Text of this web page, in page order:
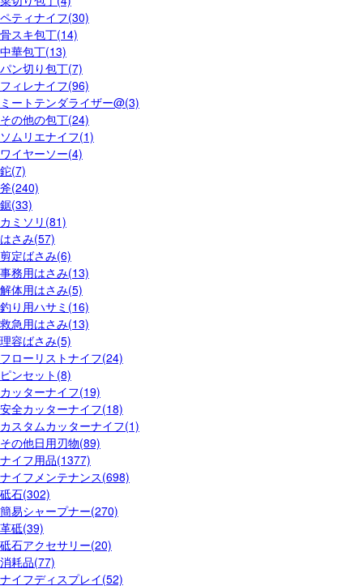
ペティナイフ(30)
骨スキ包丁(14)
中華包丁(13)
パン切り包丁(7)
フィレナイフ(96)
ミートテンダライザー@(3)
その他の包丁(24)
ソムリエナイフ(1)
ワイヤーソー(4)
鉈(7)
斧(240)
鋸(33)
カミソリ(81)
はさみ(57)
剪定ばさみ(6)
事務用はさみ(13)
解体用はさみ(5)
釣り用ハサミ(16)
救急用はさみ(13)
理容ばさみ(5)
フローリストナイフ(24)
ピンセット(8)
カッターナイフ(19)
安全カッターナイフ(18)
カスタムカッターナイフ(1)
その他日用刃物(89)
ナイフ用品(1377)
ナイフメンテナンス(698)
砥石(302)
簡易シャープナー(270)
革砥(39)
砥石アクセサリー(20)
消耗品(77)
ナイフディスプレイ(52)